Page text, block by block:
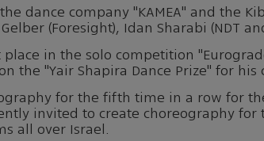
dance company "KAMEA" and the
(Foresight), Idan Sharabi (NDT
place in the solo competition
the "Yair Shapira Dance Prize" for
for the fifth time in a row for
invited to create choreography
all over Israel.